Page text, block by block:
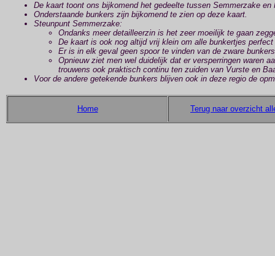
De kaart toont ons bijkomend het gedeelte tussen Semmerzake en
Onderstaande bunkers zijn bijkomend te zien op deze kaart.
Steunpunt Semmerzake:
Ondanks meer detailleerzin is het zeer moeilijk te gaan
De kaart is ook nog altijd vrij klein om alle bunkertjes
Er is in elk geval geen spoor te vinden van de zware
Opnieuw ziet men wel duidelijk dat er versperringen waren
trouwens ook praktisch continu ten zuiden van Vurste en
Voor de andere getekende bunkers blijven ook in deze regio de
Home Terug naar overzicht